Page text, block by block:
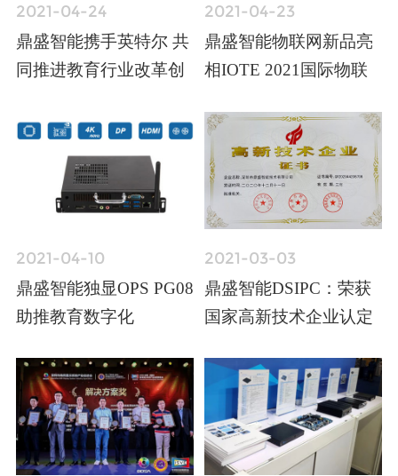
2021-04-24
鼎盛智能携手英特尔 共
同推进教育行业改革创
2021-04-23
鼎盛智能物联网新品亮
相IOTE 2021国际物联
2021-04-10
鼎盛智能独显OPS PG08
助推教育数字化
2021-03-03
鼎盛智能DSIPC：荣获
国家高新技术企业认定